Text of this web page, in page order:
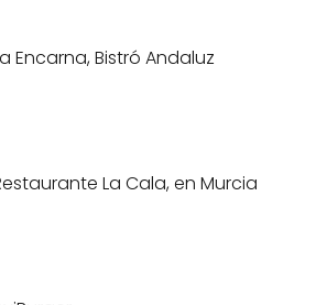
Encarna, Bistró Andaluz
La Cala, en Murcia